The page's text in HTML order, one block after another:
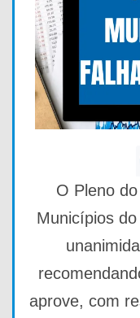
O Pleno
Municípios
aprove, com